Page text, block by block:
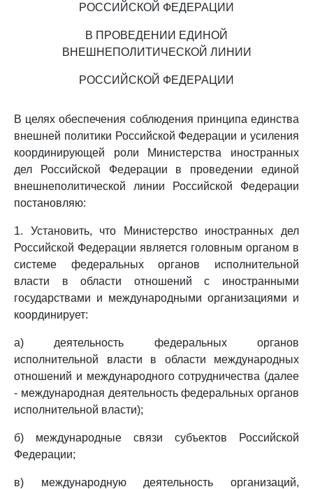
РОССИЙСКОЙ ФЕДЕРАЦИИ
В ПРОВЕДЕНИИ ЕДИНОЙ
ВНЕШНЕПОЛИТИЧЕСКОЙ ЛИНИИ
РОССИЙСКОЙ ФЕДЕРАЦИИ
В целях обеспечения соблюдения принципа единства
внешней политики Российской Федерации и усиления
координирующей роли Министерства иностранных
дел Российской Федерации в проведении единой
внешнеполитической линии Российской Федерации
постановляю:
1. Установить, что Министерство иностранных дел
Российской Федерации является головным органом в
системе федеральных органов исполнительной
власти в области отношений с иностранными
государствами и международными организациями и
координирует:
а) деятельность федеральных органов
исполнительной власти в области международных
отношений и международного сотрудничества (далее
- международная деятельность федеральных органов
исполнительной власти);
б) международные связи субъектов Российской
Федерации;
в) международную деятельность организаций,